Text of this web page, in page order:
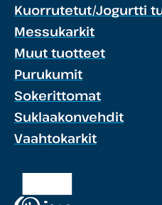
Kuorrutetut/Jogurtti
Messukarkit
Muut tuotteet
Purukumit
Sokerittomat
Suklaakonvehdit
Vaahtokarkit